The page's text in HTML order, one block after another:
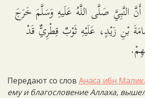
النَّبِيَّ صَلَّى اللَّهُ عَلَيهِ وَسَلَّمَ خَرَجَ
بْنِ زَيْدٍ، عَلَيْهِ ثَوْبٌ قِطْرِيٌّ قَدْ
Передают со слов Анаса ибн
ему и благословение Аллаха,